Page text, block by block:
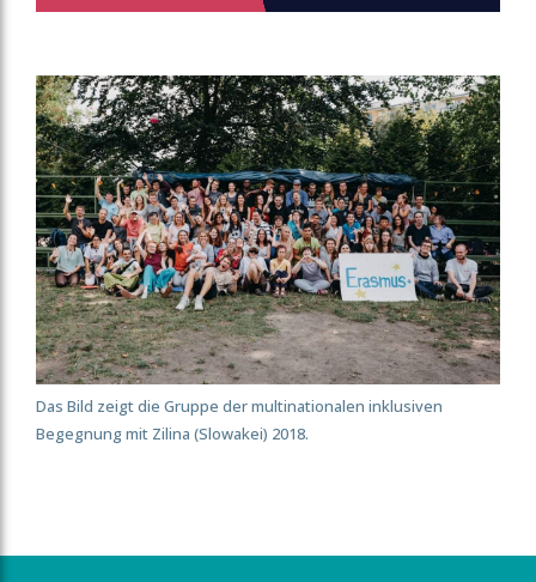
Das Bild zeigt die Gruppe der multinationalen inklusiven
Begegnung mit Zilina (Slowakei) 2018.